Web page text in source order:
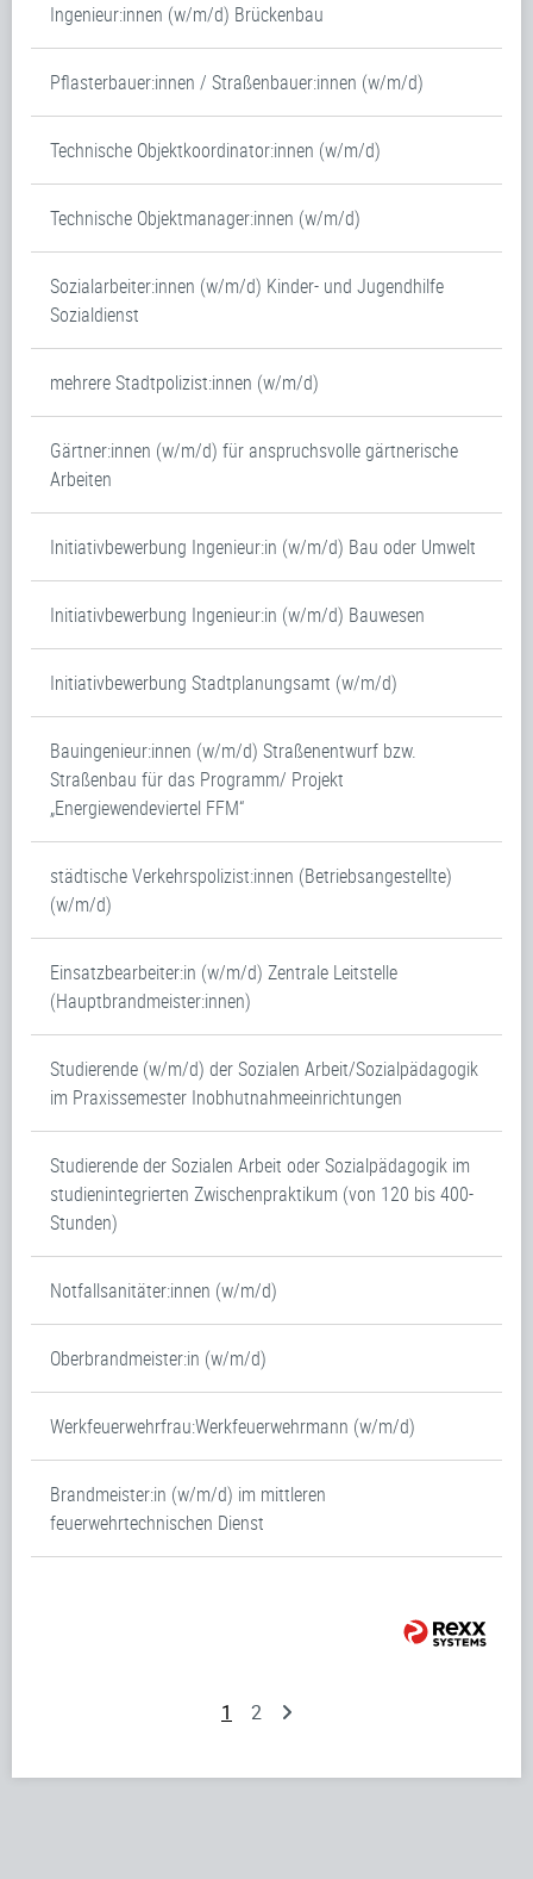
Ingenieur:innen (w/m/d) Brückenbau
Pflasterbauer:innen / Straßenbauer:innen (w/m/d)
Technische Objektkoordinator:innen (w/m/d)
Technische Objektmanager:innen (w/m/d)
Sozialarbeiter:innen (w/m/d) Kinder- und Jugendhilfe
Sozialdienst
mehrere Stadtpolizist:innen (w/m/d)
Gärtner:innen (w/m/d) für anspruchsvolle gärtnerische
Arbeiten
Initiativbewerbung Ingenieur:in (w/m/d) Bau oder Umwelt
Initiativbewerbung Ingenieur:in (w/m/d) Bauwesen
Initiativbewerbung Stadtplanungsamt (w/m/d)
Bauingenieur:innen (w/m/d) Straßenentwurf bzw.
Straßenbau für das Programm/ Projekt
„Energiewendeviertel FFM“
städtische Verkehrspolizist:innen (Betriebsangestellte)
(w/m/d)
Einsatzbearbeiter:in (w/m/d) Zentrale Leitstelle
(Hauptbrandmeister:innen)
Studierende (w/m/d) der Sozialen Arbeit/Sozialpädagogik
im Praxissemester Inobhutnahmeeinrichtungen
Studierende der Sozialen Arbeit oder Sozialpädagogik im
studienintegrierten Zwischenpraktikum (von 120 bis 400-
Stunden)
Notfallsanitäter:innen (w/m/d)
Oberbrandmeister:in (w/m/d)
Werkfeuerwehrfrau:Werkfeuerwehrmann (w/m/d)
Brandmeister:in (w/m/d) im mittleren
feuerwehrtechnischen Dienst
1 2